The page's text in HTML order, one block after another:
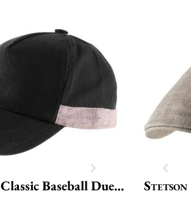
Classic Baseball Due Toni Stetson